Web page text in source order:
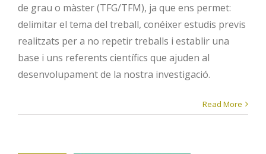
de grau o màster (TFG/TFM), ja que ens permet:
delimitar el tema del treball, conéixer estudis previs
realitzats per a no repetir treballs i establir una
base i uns referents científics que ajuden al
desenvolupament de la nostra investigació.
Read More